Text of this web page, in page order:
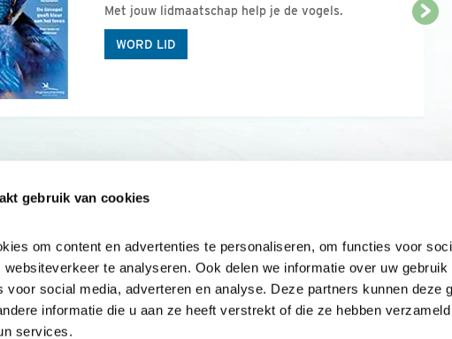
gebruik van cookies
om content en advertenties te personaliseren, om functies voor
websiteverkeer te analyseren. Ook delen we informatie over uw
voor social media, adverteren en analyse. Deze partners kunnen deze
informatie die u aan ze heeft verstrekt of die ze hebben
services.
Met jouw lidmaatschap help je de vogels.
WORD LID